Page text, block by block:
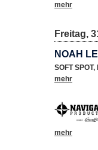
mehr
Freitag,
NOAH
SOFT SPOT,
mehr
mehr